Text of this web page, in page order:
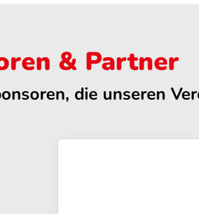
& Partner
die unseren